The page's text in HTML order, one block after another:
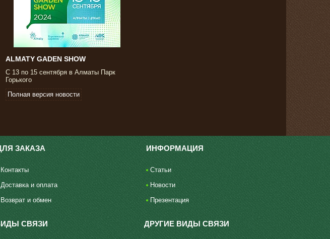
ALMATY GADEN SHOW
С 13 по 15 сентября в Алматы Парк
Горького
Полная версия новости
ЗАКАЗА
Контакты
Доставка и оплата
Возврат и обмен
ИНФОРМАЦИЯ
Статьи
Новости
Презентация